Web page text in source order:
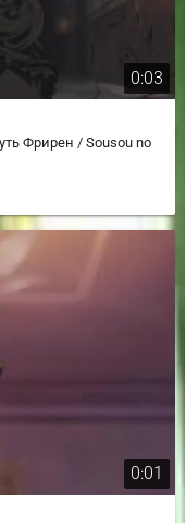
0:03
Фрирен / Sousou no
0:01